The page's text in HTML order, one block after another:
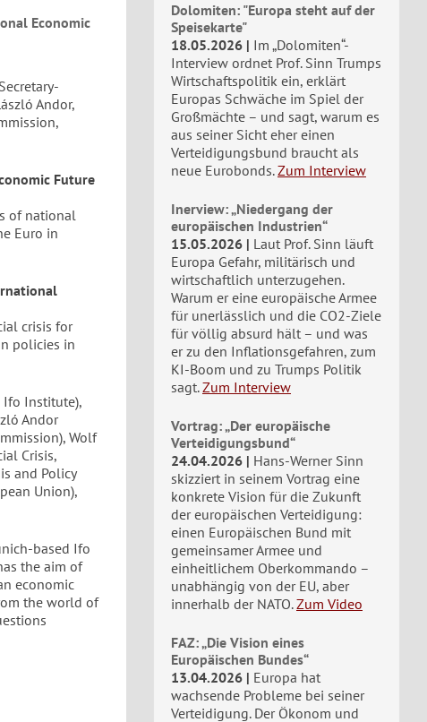
Economic
Andor,
Future
of national
Euro in
crisis for
policies in
Ifo Institute),
Andor
Wolf
Crisis,
and Policy
Union),
based Ifo
the aim of
economic
the world of
Dolomiten: "Europa steht auf der
Speisekarte"
18.05.2026
Im „Dolomiten“-
Interview ordnet Prof. Sinn Trumps
Wirtschaftspolitik ein, erklärt
Europas Schwäche im Spiel der
Großmächte – und sagt, warum es
aus seiner Sicht eher einen
Verteidigungsbund braucht als
neue Eurobonds. Zum Interview
Inerview: „Niedergang der
europäischen Industrien“
15.05.2026
Laut Prof. Sinn läuft
Europa Gefahr, militärisch und
wirtschaftlich unterzugehen.
Warum er eine europäische Armee
für unerlässlich und die CO2-Ziele
für völlig absurd hält – und was
er zu den Inflationsgefahren, zum
KI-Boom und zu Trumps Politik
sagt. Zum Interview
Vortrag: „Der europäische
Verteidigungsbund“
24.04.2026
Hans-Werner Sinn
skizziert in seinem Vortrag eine
konkrete Vision für die Zukunft
der europäischen Verteidigung:
einen Europäischen Bund mit
gemeinsamer Armee und
einheitlichem Oberkommando –
unabhängig von der EU, aber
innerhalb der NATO. Zum Video
FAZ: „Die Vision eines
Europäischen Bundes“
13.04.2026
Europa hat
wachsende Probleme bei seiner
Verteidigung. Der Ökonom und